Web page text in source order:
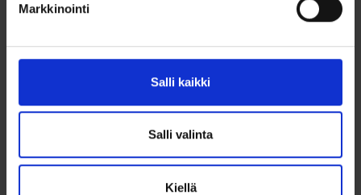
Markkinointi
Salli kaikki
Salli valinta
Kiellä
allergiselle ja herkkäihoiselle, sillä titaani soveltuu allergisille
kestävä materiaali, mutta naarmuuntuu herkästi.
Sormukseen muodostuu aikaa myöten himmeä patina.
mattapintaisen titaanisormuksen voi kotikonsteillakin matata
itse, esimerkiksi Patapata villalla.
Tietoa valmistajasta Schalins of Sweden
Schalins of Sweden on vuonna 1944 perustettu